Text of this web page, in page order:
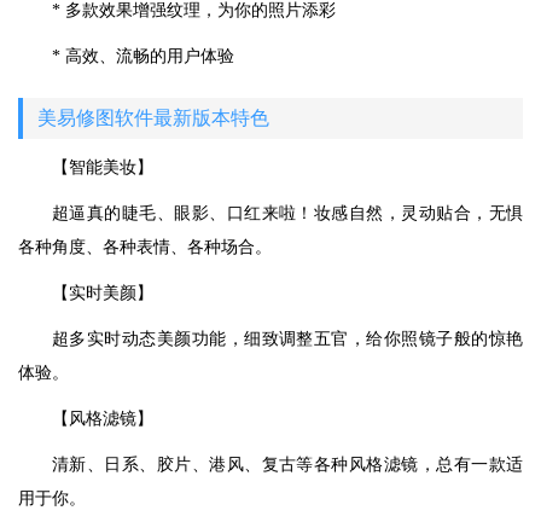
* 多款效果增强纹理，为你的照片添彩
* 高效、流畅的用户体验
美易修图软件最新版本特色
【智能美妆】
超逼真的睫毛、眼影、口红来啦！妆感自然，灵动贴合，无惧
各种角度、各种表情、各种场合。
【实时美颜】
超多实时动态美颜功能，细致调整五官，给你照镜子般的惊艳
体验。
【风格滤镜】
清新、日系、胶片、港风、复古等各种风格滤镜，总有一款适
用于你。